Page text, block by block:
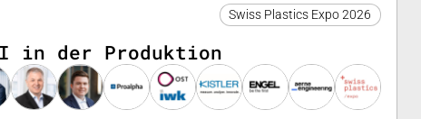
Swiss Plastics Expo 2026
in der Produktion